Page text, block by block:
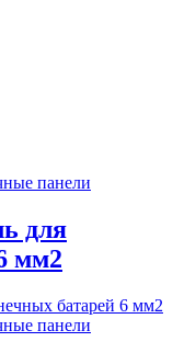
панели
для
мм2
панели